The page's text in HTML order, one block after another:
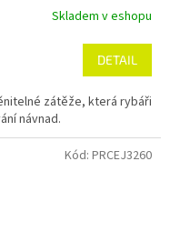
Skladem v eshopu
DETAIL
zátěže, která rybáři
návnad.
Kód: PRCEJ3260